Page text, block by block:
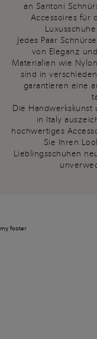
an Santoni
Accessoires für
Jedes Paar
von Eleganz
Materialien wie
sind in
garantieren eine
Die
in Italy
hochwertiges
Sie Ihren
Lieblingsschuhen
my footer